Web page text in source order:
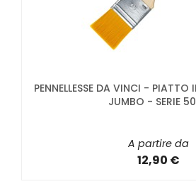
PENNELLESSE DA VINCI - PIATTO
JUMBO - SERIE
A partire da
12,90 €